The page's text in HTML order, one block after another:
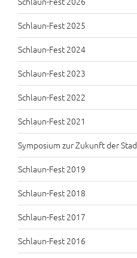
Schlaun-Fest 2025
Schlaun-Fest 2024
Schlaun-Fest 2023
Schlaun-Fest 2022
Schlaun-Fest 2021
Symposium zur Zukunft der
Schlaun-Fest 2019
Schlaun-Fest 2018
Schlaun-Fest 2017
Schlaun-Fest 2016